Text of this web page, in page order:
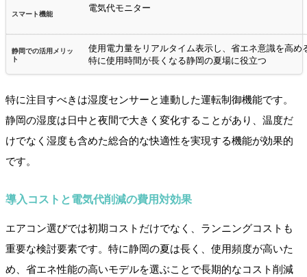
電気代モニター
使用電力量をリアルタイム表示し、省エネ意識を高め
特に使用時間が長くなる静岡の夏場に役立つ
特に注目すべきは湿度センサーと連動した運転制御機能です。
静岡の湿度は日中と夜間で大きく変化することがあり、温度だ
けでなく湿度も含めた総合的な快適性を実現する機能が効果的
です。
導入コストと電気代削減の費用対効果
エアコン選びでは初期コストだけでなく、ランニングコストも
重要な検討要素です。特に静岡の夏は長く、使用頻度が高いた
め、省エネ性能の高いモデルを選ぶことで長期的なコスト削減